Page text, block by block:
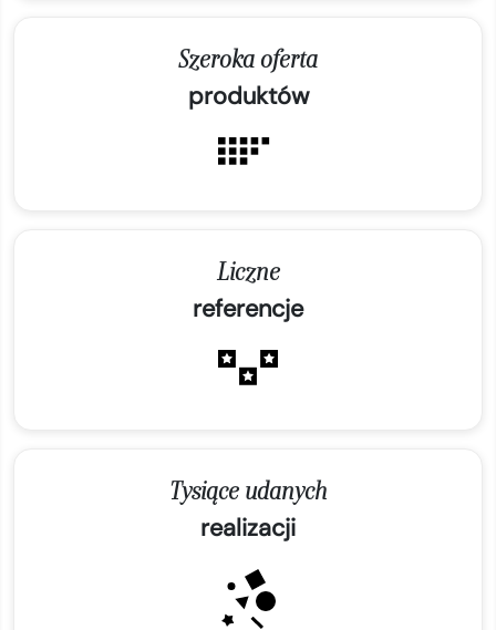
Szeroka oferta
produktów
Liczne
referencje
Tysiące udanych
realizacji